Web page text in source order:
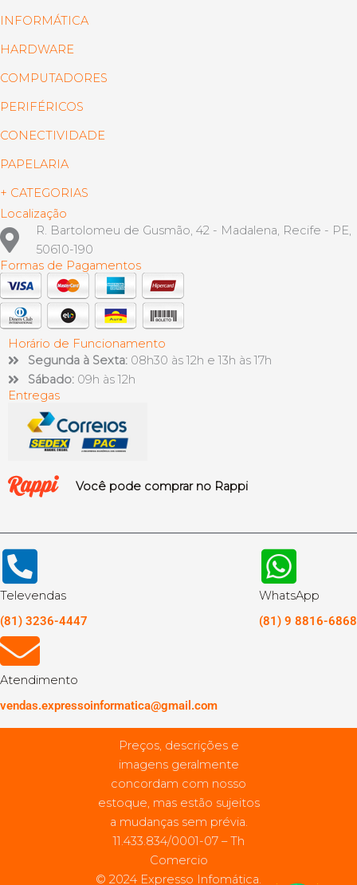
INFORMÁTICA
HARDWARE
COMPUTADORES
PERIFÉRICOS
CONECTIVIDADE
PAPELARIA
+ CATEGORIAS
Localização
R. Bartolomeu de Gusmão, 42 - Madalena, Recife - PE,
50610-190
Formas de Pagamentos
Horário de Funcionamento
Segunda à Sexta: 08h30 às 12h e 13h às 17h
Sábado: 09h às 12h
Entregas
Você pode comprar no Rappi
Televendas
(81) 3236-4447
WhatsApp
(81) 9 8816-6868
Atendimento
vendas.expressoinformatica@gmail.com
Preços, descrições e
imagens geralmente
concordam com nosso
estoque, mas estão sujeitos
a mudanças sem prévia.
11.433.834/0001-07 – Th
Comercio
© 2024 Expresso Infomática.